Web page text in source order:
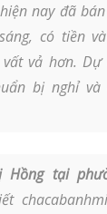
nay đã
có tiền
vả hơn.
bị nghỉ
Hồng tại